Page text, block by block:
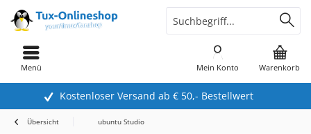
Kostenloser Versand ab € 50,- Bestellwert
Warenkorb
Mein Konto
Menü
Übersicht ubuntu Studio